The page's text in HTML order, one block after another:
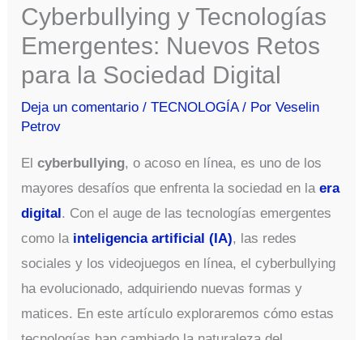
Cyberbullying y Tecnologías
Emergentes: Nuevos Retos
para la Sociedad Digital
Deja un comentario /TECNOLOGÍA/ PorVeselin
Petrov
Elcyberbullying, o acoso en línea, es uno de los
mayores desafíos que enfrenta la sociedad en laera
digital . Con el auge de las tecnologías emergentes
como la inteligencia artificial (IA), las redes
sociales y los videojuegos en línea, el cyberbullying
ha evolucionado, adquiriendo nuevas formas y
matices. En este artículo exploraremos cómo estas